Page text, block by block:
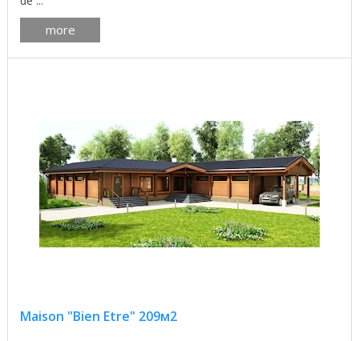
more
Maison "Bien Etre" 209м2